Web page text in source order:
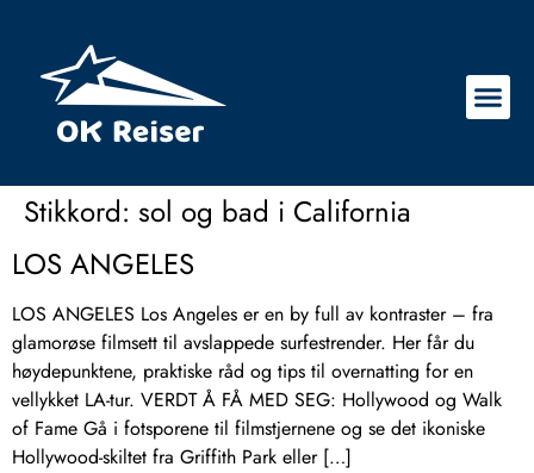
Stikkord: sol og bad i California
LOS ANGELES
LOS ANGELES Los Angeles er en by full av kontraster – fra
glamorøse filmsett til avslappede surfestrender. Her får du
høydepunktene, praktiske råd og tips til overnatting for en
vellykket LA-tur. VERDT Å FÅ MED SEG: Hollywood og Walk
of Fame Gå i fotsporene til filmstjernene og se det ikoniske
Hollywood-skiltet fra Griffith Park eller […]